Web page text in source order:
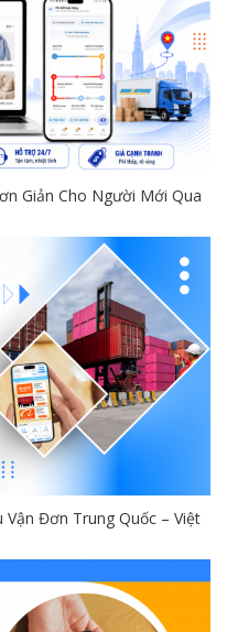
Giản Cho Người Mới Qua
Vận Đơn Trung Quốc – Việt